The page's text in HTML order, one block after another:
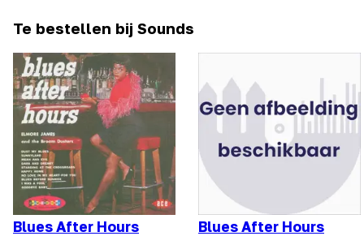
Te bestellen bij Sounds
Blues After Hours Blues After Hours